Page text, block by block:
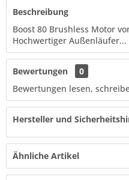
Beschreibung
Boost 80 Brushless Motor
Hochwertiger Außenläufer...
Bewertungen
0
Bewertungen lesen,
Hersteller und
Ähnliche Artikel